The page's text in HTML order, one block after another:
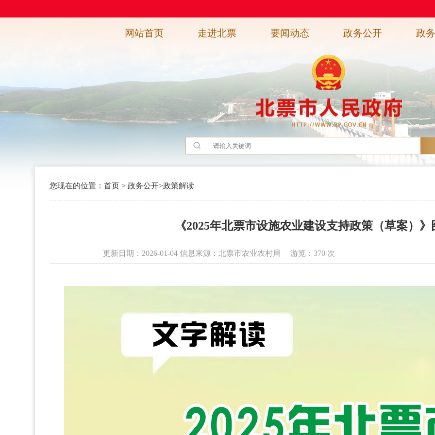
网站首页 走进北票 要闻动态 政务公开 政
您现在的位置： 首页 > 政务公开>政策解读
《2025年北票市设施农业建设支持政策（草案）
更新日期：2026-01-04 信息来源：北票市农业农村局 游览： 370 次